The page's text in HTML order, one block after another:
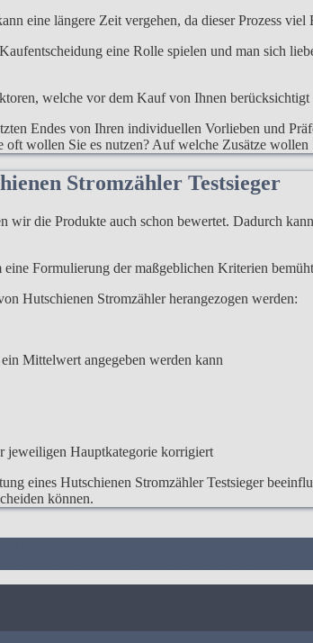
eine längere Zeit vergehen, da dieser Prozess
eine Rolle spielen und man sich
welche vor dem Kauf von Ihnen
Endes von Ihren individuellen Vorlieben und
wollen Sie es nutzen? Auf welche Zusätze
Stromzähler Testsieger
die Produkte auch schon bewertet. Dadurch
Formulierung der maßgeblichen Kriterien
Hutschienen Stromzähler herangezogen werden:
Mittelwert angegeben werden kann
jeweiligen Hauptkategorie korrigiert
eines Hutschienen Stromzähler Testsieger
können.